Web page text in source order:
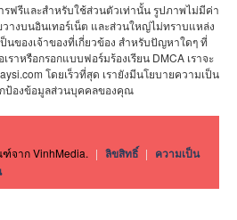
ฟรีและสำหรับใช้ส่วนตัวเท่านั้น รูปภาพไม่มีค่า
างบนอินเทอร์เน็ต และส่วนใหญ่ไม่ทราบแหล่ง
ของเจ้าของที่เกี่ยวข้อง สำหรับปัญหาใดๆ ที่
าหรือกรอกแบบฟอร์มร้องเรียน DMCA เราจะ
โดยเร็วที่สุด เรายังมีนโยบายความเป็น
ป้องข้อมูลส่วนบุคคลของคุณ
จาก VinhMedia. | ลิขสิทธิ์ | ความเป็น